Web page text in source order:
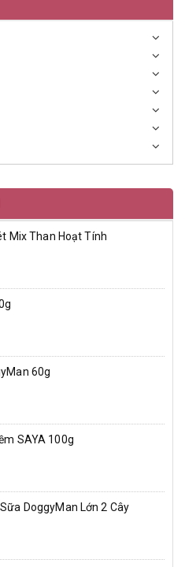
Mix Than Hoạt Tính
60g
SAYA 100g
DoggyMan Lớn 2 Cây